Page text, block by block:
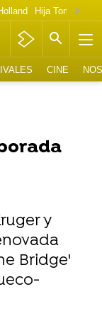
Hija Tom
CINE
y
Bridge'